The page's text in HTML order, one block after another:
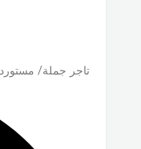
تاجر جملة/ مستورد